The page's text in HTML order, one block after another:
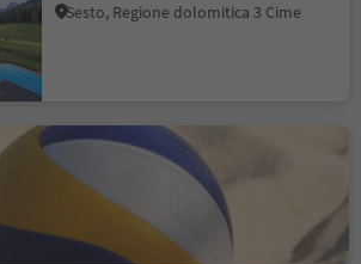
Sesto, Regione dolomitica 3 Cime
Beach Volley Lagundo
Velloi, Lagundo, Merano e dintorni